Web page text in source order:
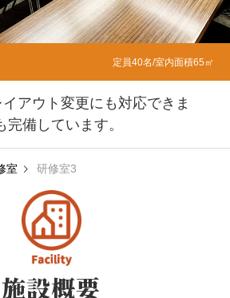
定員40名/室内面積65㎡
アウト変更にも対応できま
備しています。
室 研修室3
施設概要